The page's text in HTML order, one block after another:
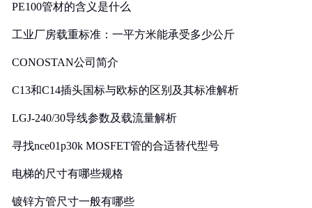
PE100管材的含义是什么
工业厂房载重标准：一平方米能承受多少公斤
CONOSTAN公司简介
C13和C14插头国标与欧标的区别及其标准解析
LGJ-240/30导线参数及载流量解析
寻找nce01p30k MOSFET管的合适替代型号
电梯的尺寸有哪些规格
镀锌方管尺寸一般有哪些